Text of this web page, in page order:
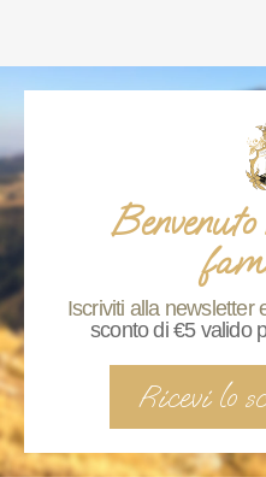
Iscriviti alla newsletter
sconto di €5 valido
Ricevi lo